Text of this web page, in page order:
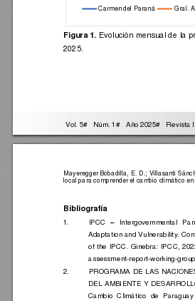
Vol. 5#   Núm. 1#   Año 2025#   Revista
Figura 1. Evolución mensual de la
2025.
Carmen del Paraná Gral.
Mayeregger Boba dilla, E. D.; Vi llasanti
local para comprender el cambio climático
Bibliografía
1. IPCC – Intergovernmenta
Adaptation and Vulnerability.
of the IPCC. Ginebra: IPCC,
assessment-report-working-
2.
PROGRAMA D E LAS
DEL AMBI ENTE Y
Cambio
Climático de Paragua